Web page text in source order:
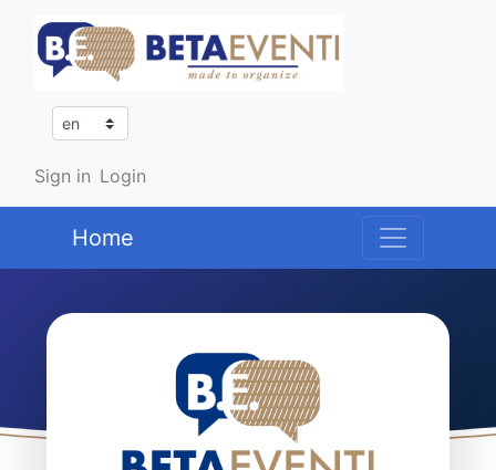
Sign in Login
Home